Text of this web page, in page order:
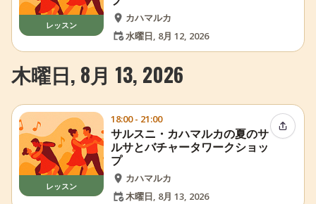
レッスン
カハマルカ
水曜日, 8月 12, 2026
木曜日, 8月 13, 2026
レッスン
18:00 - 21:00
サルスニ・カハマルカの夏のサ
ルサとバチャータワークショッ
プ
カハマルカ
木曜日, 8月 13, 2026
イベン